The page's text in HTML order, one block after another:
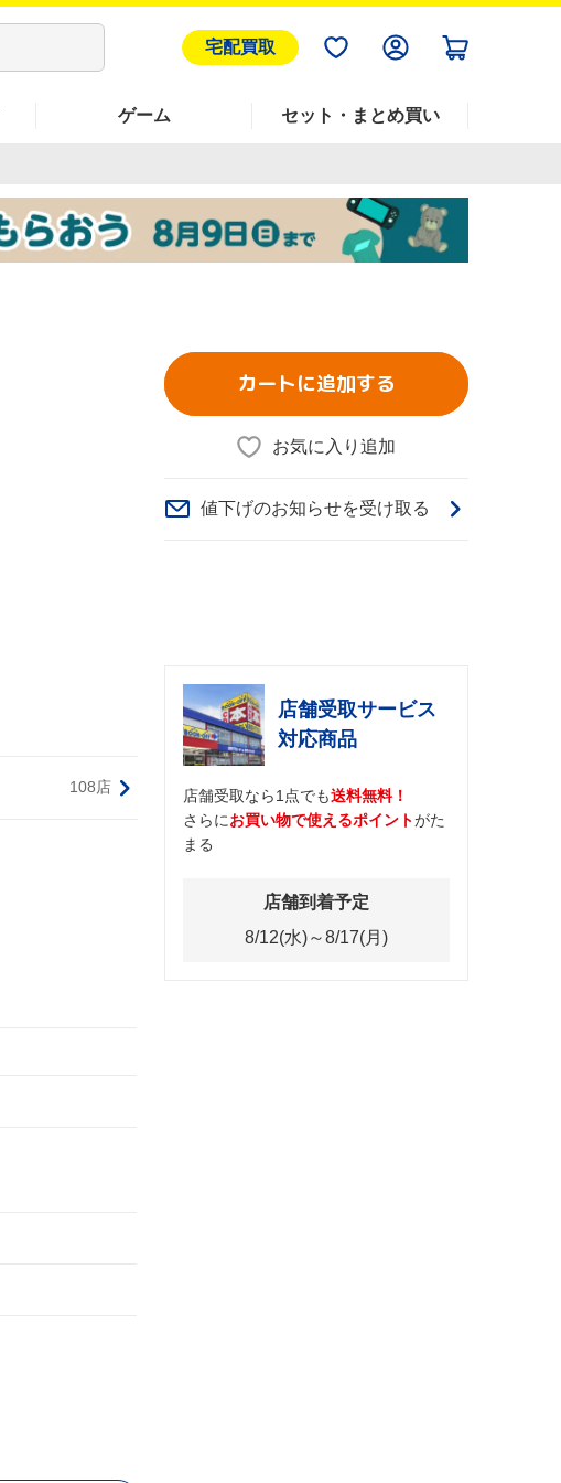
宅配買取
ゲーム セット・まとめ買い
108店
カートに追加する
お気に入り追加
値下げのお知らせを受け取る
店舗受取サービス
対応商品
店舗受取なら1点でも送料無料！
さらにお買い物で使えるポイントがた
まる
店舗到着予定
8/12(水)～8/17(月)